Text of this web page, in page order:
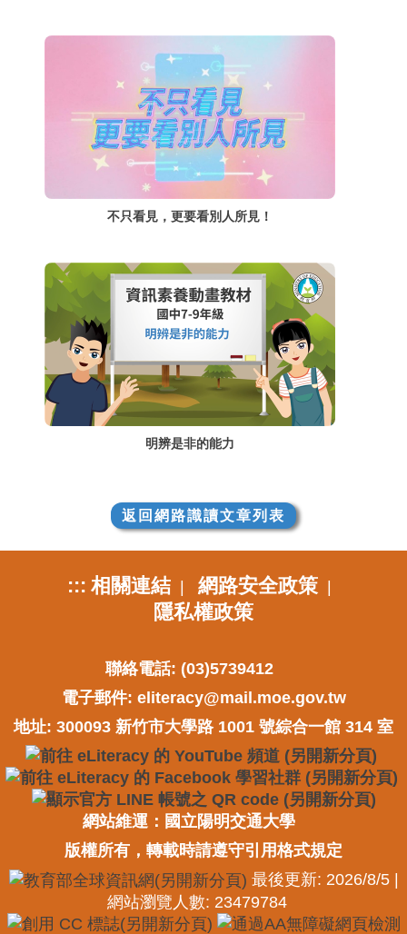
不只看見，更要看別人所見！
明辨是非的能力
返回網路識讀文章列表
::: 相關連結| 網路安全政策|
隱私權政策
聯絡電話: (03)5739412
電子郵件: eliteracy@mail.moe.gov.tw
地址: 300093 新竹市大學路 1001 號綜合一館 314 室
網站維運：國立陽明交通大學
版權所有，轉載時請遵守引用格式規定
最後更新: 2026/8/5 |
網站瀏覽人數: 23479784